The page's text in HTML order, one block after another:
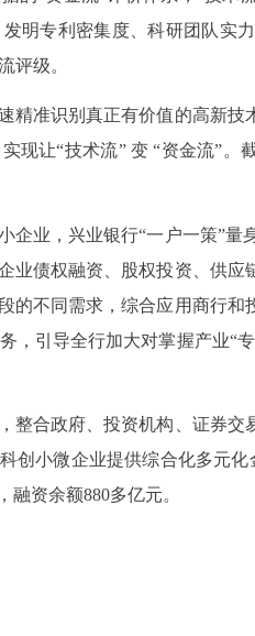
明专利密集度、科研团队实
评级。
精准识别真正有价值的高新
现让“技术流” 变 “资金流”。
企业，兴业银行“一户一策”量
业债权融资、股权投资、供
的不同需求，综合应用商行
，引导全行加大对掌握产业“
整合政府、投资机构、证券
创小微企业提供综合化多元
融资余额880多亿元。